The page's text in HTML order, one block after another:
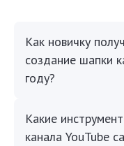
Как новичку
создание шапки
году?
Какие
канала YouTube